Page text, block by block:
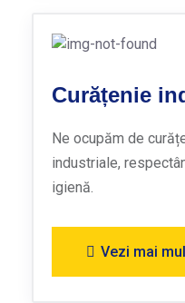
Curățenie
Ne ocupăm de
industriale,
igienă.
Vezi mai